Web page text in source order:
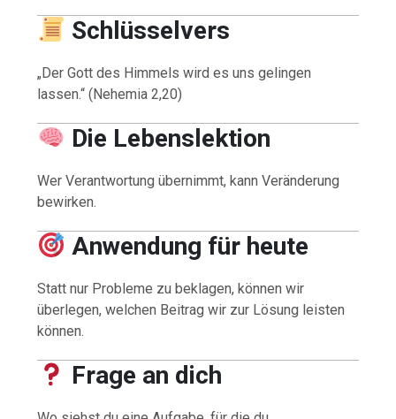
Schlüsselvers
„Der Gott des Himmels wird es uns gelingen
lassen.“ (Nehemia 2,20)
Die Lebenslektion
Wer Verantwortung übernimmt, kann Veränderung
bewirken.
Anwendung für heute
Statt nur Probleme zu beklagen, können wir
überlegen, welchen Beitrag wir zur Lösung leisten
können.
Frage an dich